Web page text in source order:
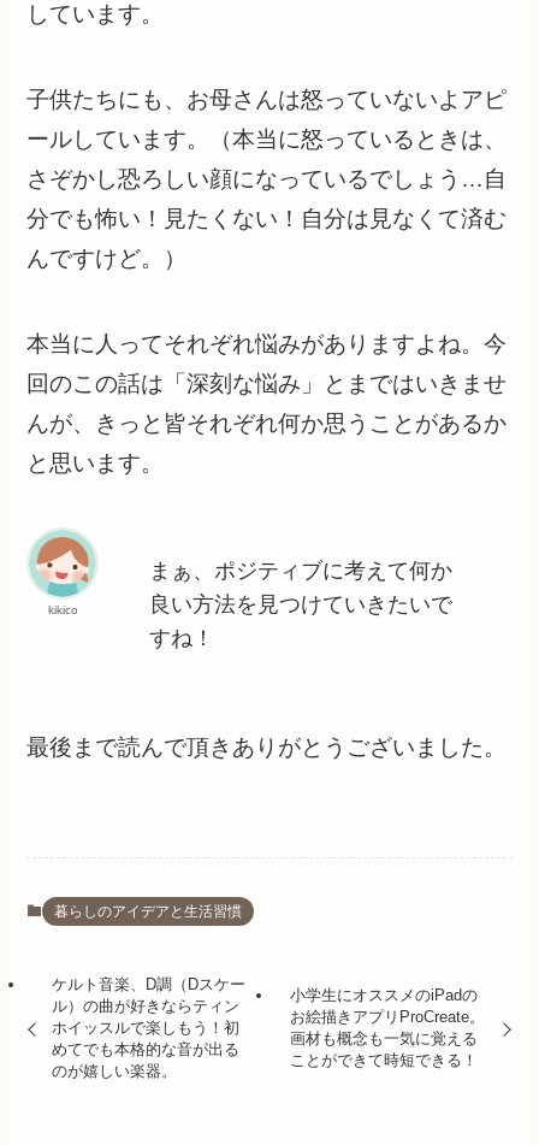
しています。
子供たちにも、お母さんは怒っていないよアピ
ールしています。（本当に怒っているときは、
さぞかし恐ろしい顔になっているでしょう…自
分でも怖い！見たくない！自分は見なくて済む
んですけど。）
本当に人ってそれぞれ悩みがありますよね。今
回のこの話は「深刻な悩み」とまではいきませ
んが、きっと皆それぞれ何か思うことがあるか
と思います。
kikico
まぁ、ポジティブに考えて何か
良い方法を見つけていきたいで
すね！
最後まで読んで頂きありがとうございました。
暮らしのアイデアと生活習慣
ケルト音楽、D調（Dスケー
ル）の曲が好きならティン
ホイッスルで楽しもう！初
めてでも本格的な音が出る
のが嬉しい楽器。
小学生にオススメのiPadの
お絵描きアプリProCreate。
画材も概念も一気に覚える
ことができて時短できる！